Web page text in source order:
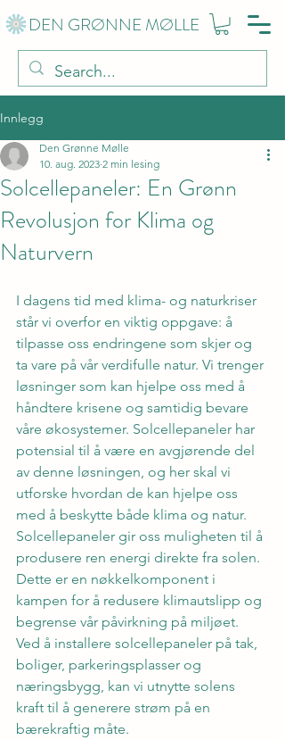
DEN GRØNNE MØLLE
Innlegg
Solcellepaneler: En Grønn
Revolusjon for Klima og
Naturvern
Den Grønne Mølle
10. aug. 2023 2 min lesing
I dagens tid med klima- og naturkriser
står vi overfor en viktig oppgave: å
tilpasse oss endringene som skjer og
ta vare på vår verdifulle natur. Vi trenger
løsninger som kan hjelpe oss med å
håndtere krisene og samtidig bevare
våre økosystemer. Solcellepaneler har
potensial til å være en avgjørende del
av denne løsningen, og her skal vi
utforske hvordan de kan hjelpe oss
med å beskytte både klima og natur.
Solcellepaneler gir oss muligheten til å
produsere ren energi direkte fra solen.
Dette er en nøkkelkomponent i
kampen for å redusere klimautslipp og
begrense vår påvirkning på miljøet.
Ved å installere solcellepaneler på tak,
boliger, parkeringsplasser og
næringsbygg, kan vi utnytte solens
kraft til å generere strøm på en
bærekraftig måte.